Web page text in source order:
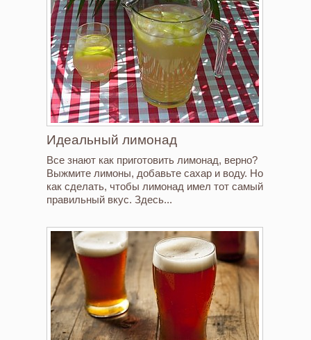
Идеальный лимонад
Все знают как приготовить лимонад, верно?
Выжмите лимоны, добавьте сахар и воду. Но
как сделать, чтобы лимонад имел тот самый
правильный вкус. Здесь...